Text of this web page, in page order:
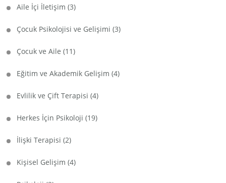
Aile İçi İletişim (3)
Çocuk Psikolojisi ve Gelişimi (3)
Çocuk ve Aile (11)
Eğitim ve Akademik Gelişim (4)
Evlilik ve Çift Terapisi (4)
Herkes İçin Psikoloji (19)
İlişki Terapisi (2)
Kişisel Gelişim (4)